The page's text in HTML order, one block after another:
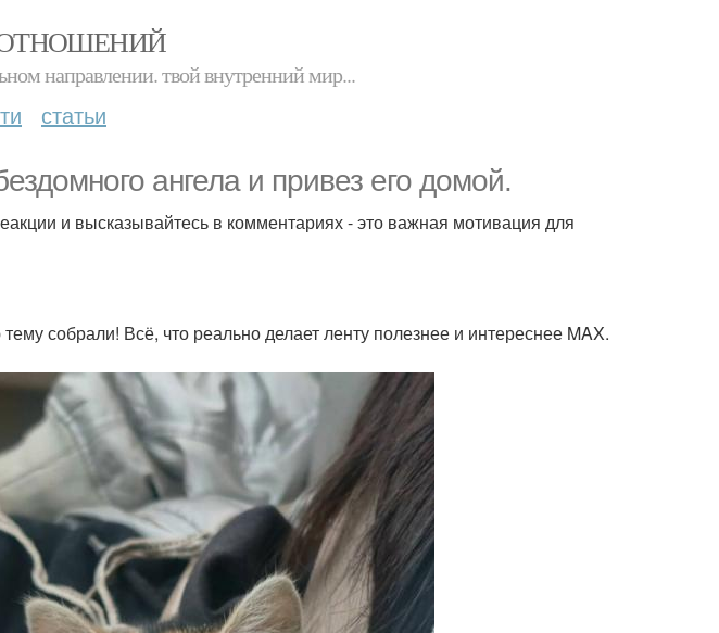
направлении. твой внутренний мир...
статьи
ангела и привез его домой.
и высказывайтесь в комментариях - это важная мотивация для
собрали! Всё, что реально делает ленту полезнее и интереснее MAX.